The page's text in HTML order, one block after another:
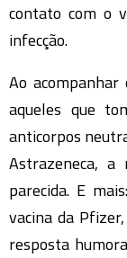
contato com o
infecção.
Ao
aqueles que
anticorpos
Astrazeneca,
parecida. E
vacina da
resposta